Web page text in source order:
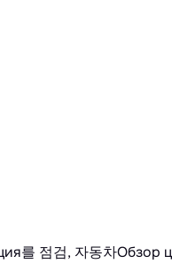
를 점검, 자동차Обзор